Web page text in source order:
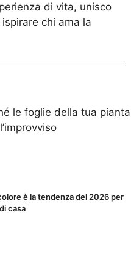
di vita, unisco
chi ama la
le foglie della tua pianta
è la tendenza del 2026 per
casa